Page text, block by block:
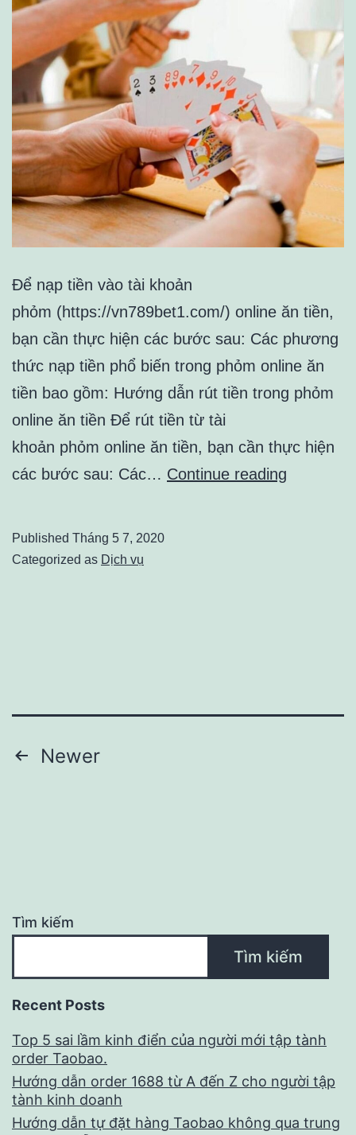
Để nạp tiền vào tài khoản
phỏm (https://vn789bet1.com/) online ăn tiền,
bạn cần thực hiện các bước sau: Các phương
thức nạp tiền phổ biến trong phỏm online ăn
tiền bao gồm: Hướng dẫn rút tiền trong phỏm
online ăn tiền Để rút tiền từ tài
khoản phỏm online ăn tiền, bạn cần thực hiện
các bước sau: Các… Continue reading
Cơ
Published Tháng 5 7, 2020
Categorized as Dịch vụ
Phân
Newer
Tìm kiếm
Tìm kiếm
Recent Posts
Top 5 sai lầm kinh điển của người mới tập tành
order Taobao.
Hướng dẫn order 1688 từ A đến Z cho người tập
tành kinh doanh
Hướng dẫn tự đặt hàng Taobao không qua trung